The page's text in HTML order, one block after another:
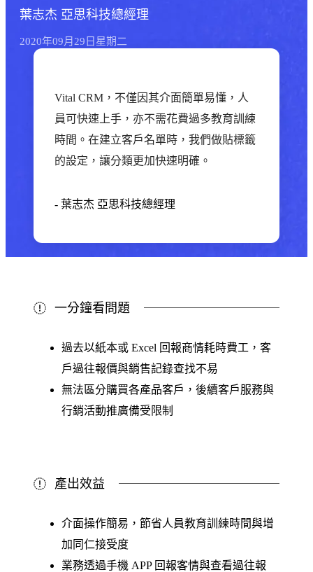
葉志杰 亞思科技總經理
2020年09月 29日 星期二
Vital CRM，不僅因其介面簡單易懂，人
員可快速上手，亦不需花費過多教育訓練
時間。在建立客戶名單時，我們做貼標籤
的設定，讓分類更加快速明確。
- 葉志杰 亞思科技總經理
一分鐘看問題
過去以紙本或 Excel 回報商情耗時費工，客
戶過往報價與銷售記錄查找不易
無法區分購買各產品客戶，後續客戶服務與
行銷活動推廣備受限制
產出效益
介面操作簡易，節省人員教育訓練時間與增
加同仁接受度
業務透過手機 APP 回報客情與查看過往報